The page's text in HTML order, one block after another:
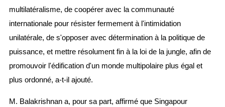
multilatéralisme, de coopérer avec la communauté
internationale pour résister fermement à l'intimidation
unilatérale, de s'opposer avec détermination à la politique de
puissance, et mettre résolument fin à la loi de la jungle, afin de
promouvoir l'édification d'un monde multipolaire plus égal et
plus ordonné, a-t-il ajouté.
M. Balakrishnan a, pour sa part, affirmé que Singapour